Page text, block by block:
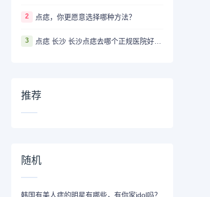
2 点痣，你更愿意选择哪种方法？
3 点痣 长沙 长沙点痣去哪个正规医院好？推荐5家口碑超棒且价格实惠的好医院
推荐
随机
韩国有美人痣的明星有哪些，有你家idol吗？